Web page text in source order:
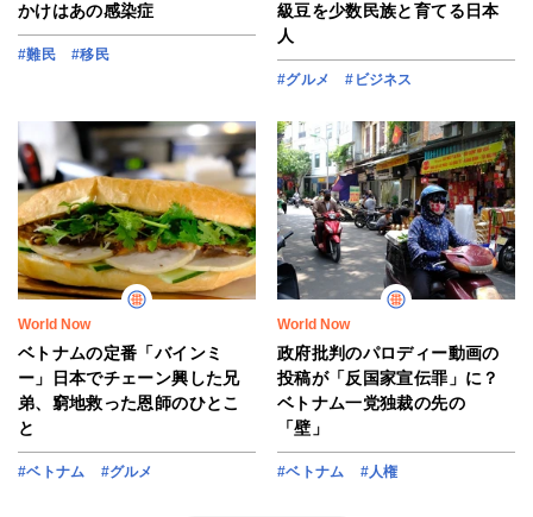
かけはあの感染症
#難民 #移民
級豆を少数民族と育てる日本
人
#グルメ #ビジネス
World Now
ベトナムの定番「バインミ
ー」日本でチェーン興した兄
弟、窮地救った恩師のひとこ
と
#ベトナム #グルメ
World Now
政府批判のパロディー動画の
投稿が「反国家宣伝罪」に？
ベトナム一党独裁の先の
「壁」
#ベトナム #人権